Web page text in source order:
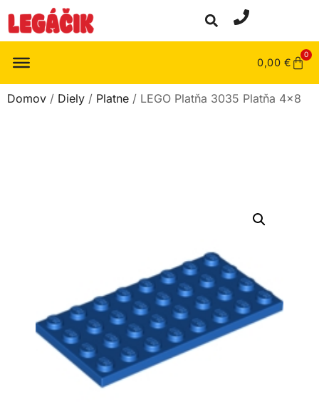
0,00 €
0
Domov / Diely / Platne / LEGO Platňa 3035 Platňa 4×8